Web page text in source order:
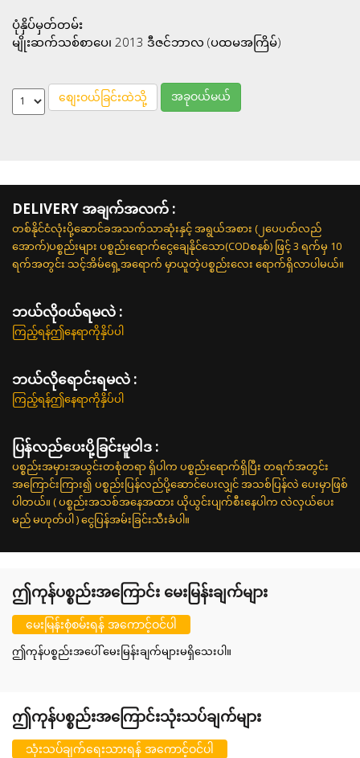
ပုံနှိပ်မှတ်တမ်း
မျိုးဆက်သစ်စာပေ၊ 2013 ဒီဇင်ဘာလ (ပထမအကြိမ်)
စျေးဝယ်ခြင်းထဲသို့ အခုဝယ်မယ်
DELIVERY အချက်အလက် :
တစ်နိုင်ငံလုံးပို့ဆောင်ခအသက်သာဆုံးနှင့် အရွယ်အစား (၂ပေပတ်လည်
အောက်)ပစ္စည်းများ ပစ္စည်းရောက်ငွေချေနိုင်သော(CODစနစ်) ဖြင့် 3 ရက်မှ 10
ရက်အတွင်း သင့်အိမ်ရှေ့အရောက် မှာယူတဲ့ပစ္စည်းလေး ရောက်ရှိလာပါမယ်။
ဘယ်လို၀ယ်ရမလဲ :
ကြည့်ရန်ဤနေရာကိုနှိပ်ပါ
ဘယ်လိုရောင်းရမလဲ :
ကြည့်ရန်ဤနေရာကိုနှိပ်ပါ
ပြန်လည်ပေးပို့ခြင်းမူဝါဒ :
ပစ္စည်းအမှားအယွင်းတစုံတရာ ရှိပါက ပစ္စည်းရောက်ရှိပြီး တရက်အတွင်း
အကြောင်းကြား၍ ပစ္စည်းပြန်လည်ပို့ဆောင်ပေးလျှင် အသစ်ပြန်လဲ ပေးမှာဖြစ်
ပါတယ်။ ( ပစ္စည်းအသစ်အနေအထား ယိုယွင်းပျက်စီးနေပါက လဲလှယ်ပေး
မည် မဟုတ်ပါ ) ငွေပြန်အမ်းခြင်းသီးခံပါ။
ဤကုန်ပစ္စည်းအကြောင်း မေးမြန်းချက်များ
မေးမြန်းစုံစမ်းရန် အကောင့်ဝင်ပါ
ဤကုန်ပစ္စည်းအပေါ် မေးမြန်းချက်များမရှိသေးပါ။
ဤကုန်ပစ္စည်းအကြောင်းသုံးသပ်ချက်များ
သုံးသပ်ချက်ရေးသားရန် အကောင့်ဝင်ပါ